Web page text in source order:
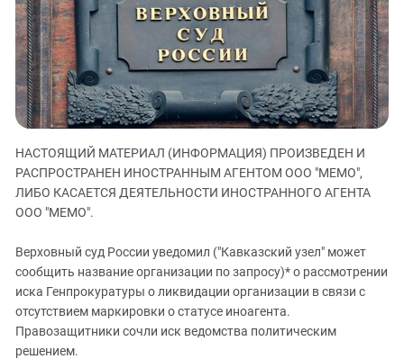
ЗАСТАВЛЯЕТ
КАВКАЗ ЗА ПАЛЕСТИНУ
ИНАКОМЫСЛИЕ В ЧЕЧНЕ
ПРЕСЛЕДОВАНИЕ АКТИВИСТОВ
МОБИЛИЗАЦИЯ И ПРОТЕСТЫ
Дагестан
Ингушетия
Кабардино-Балкария
Калмыкия
Карачаево-Черкесия
Краснодарский край
Российская Федерация
Северная Осетия - Алания
СКФО
Ставропольский край
Чечня
НАСТОЯЩИЙ МАТЕРИАЛ (ИНФОРМАЦИЯ) ПРОИЗВЕДЕН И
РАСПРОСТРАНЕН ИНОСТРАННЫМ АГЕНТОМ ООО "МЕМО",
ЛИБО КАСАЕТСЯ ДЕЯТЕЛЬНОСТИ ИНОСТРАННОГО АГЕНТА
ООО "МЕМО".
Верховный суд России уведомил ("Кавказский узел" может
сообщить название организации по запросу)* о рассмотрении
иска Генпрокуратуры о ликвидации организации в связи с
отсутствием маркировки о статусе иноагента.
Правозащитники сочли иск ведомства политическим
решением.